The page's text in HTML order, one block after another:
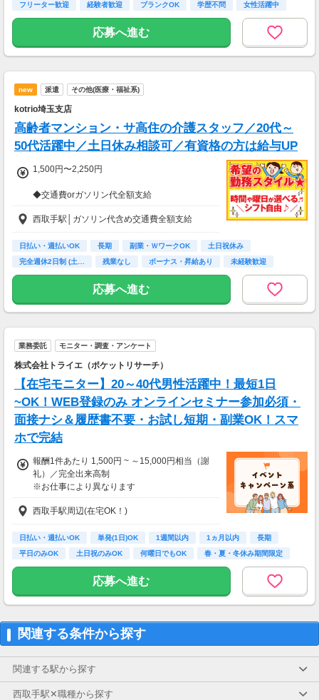
フリーター歓迎
経験者歓迎 ブランクOK 学歴不問 女性活躍中
応募へ進む
new 派遣 その他(医療・福祉系)
kotrio埼玉支店
高齢者マンション・サ高住の介護スタッフ／20代～
50代活躍中／土日休み相談可／有資格の方は給与UP
1,500円〜2,250円
◆交通費orガソリン代全額支給
◆各種社会保険完備
◆日払い・週払い制度（各規定有）
急な出費にあんしんの制度です。
スマホからかんたんに申請が出来ます！
西取手駅│ガソリン代含め交通費全額支給
日払い・週払いOK 長期 副業・ＷワークOK
土日祝休み
完全週休2日制 (土…
残業なし ボーナス・昇給あり
未経験歓迎
主婦(夫)歓迎
応募へ進む
業務委託 モニター・調査・アンケート
株式会社トライエ（ポケットリサーチ）
【在宅モニター】20～40代男性活躍中！最短1日
~OK！WEB登録のみ オンラインセミナー参加必須・
面接ナシ＆履歴書不要・お試し短期・副業OK！スマ
ホで完結
報酬1件あたり 1,500円 ~ ～15,000円相当（謝
礼）／完全出来高制
※お仕事により異なります
※アンケート回答後、内容確認・承認を経て謝
礼をお支払いします
【お仕事の一例】
◆ サプリのお試しモニター
試していただくお仕事です。
商品はご自宅に届くので、在宅で手軽に参加で
きます。
・案件数 ：10～20件
・所要時間：10～20分
あり
◆ クレジットカードの発行調査
西取手駅周辺(在宅OK！)
日払い・週払いOK 単発(1日)OK 1週間以内 1ヵ月以内
長期
平日のみOK
土日祝のみOK 何曜日でもOK 春・夏・冬休み期間限定
応募へ進む
関連する条件から探す
関連する駅から探す
西取手駅✕職種から探す